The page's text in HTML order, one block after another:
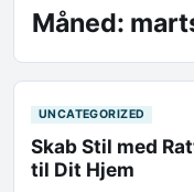
Måned:
UNCATEGORIZED
Skab Stil med
til Dit Hjem